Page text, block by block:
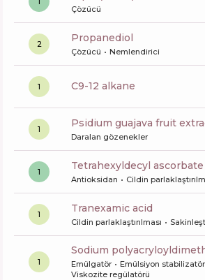
Çözücü
2 propanediol
Çözücü Nemlendirici
1 c9-12 alkane
1 psidium guajava fruit
Daralan gözenekler
1 tetrahexyldecyl ascorbate
Antioksidan Cildin
1 tranexamic acid
Cildin parlaklaştırılması
1
sodium
Emülgatör
Emülsiyon
Viskozite regülatörü